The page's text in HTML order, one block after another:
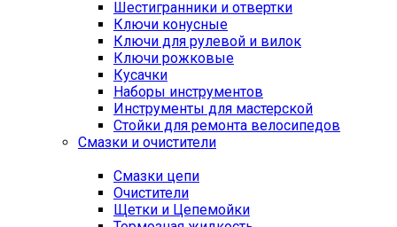
Шестигранники и отвертки
Ключи конусные
Ключи для рулевой и вилок
Ключи рожковые
Кусачки
Наборы инструментов
Инструменты для мастерской
Стойки для ремонта велосипедов
Смазки и очистители
Смазки цепи
Очистители
Щетки и Цепемойки